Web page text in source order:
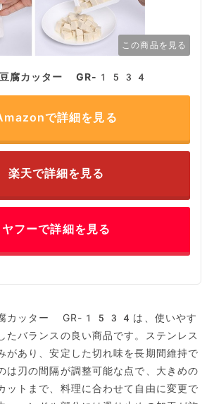
この商品を見る
豆腐カッター GR-1534
で詳細を見る
楽天で詳細を見る
ヤフーで詳細を見る
腐カッター GR-1534は、使いやす
たバランスの良い商品です。ステンレス
があり、安定した切れ味を長期間維持で
は刃の間隔が調整可能な点で、大きめの
ットまで、料理に合わせて自由に変更で